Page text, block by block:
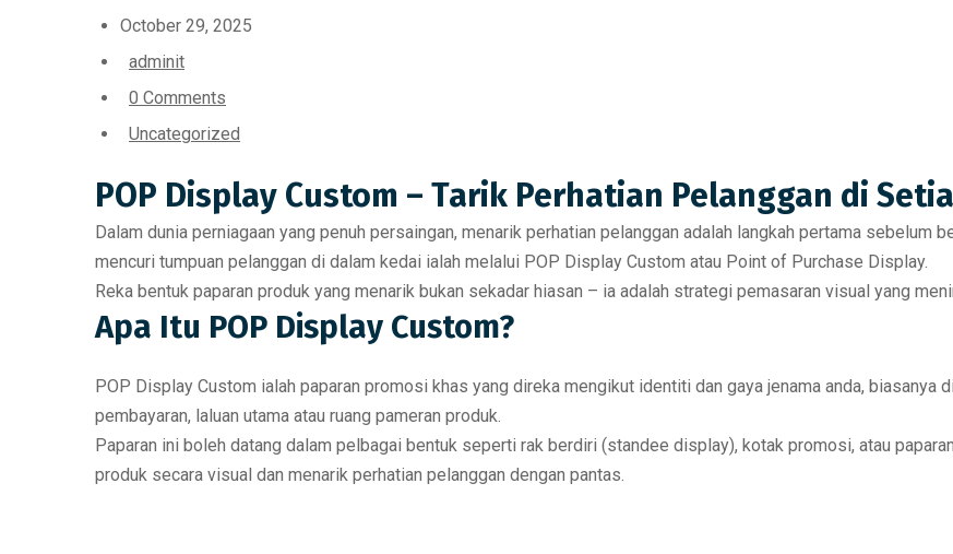
October 29, 2025
adminit
0 Comments
Uncategorized
POP Display Custom – Tarik Perhatian Pelanggan di
Dalam dunia perniagaan yang penuh persaingan, menarik perhatian pelanggan adalah langkah pertama sebelum
mencuri tumpuan pelanggan di dalam kedai ialah melalui POP Display Custom atau Point of Purchase Display.
Reka bentuk paparan produk yang menarik bukan sekadar hiasan – ia adalah strategi pemasaran visual yang
Apa Itu POP Display Custom?
POP Display Custom ialah paparan promosi khas yang direka mengikut identiti dan gaya jenama anda, biasanya
pembayaran, laluan utama atau ruang pameran produk.
Paparan ini boleh datang dalam pelbagai bentuk seperti rak berdiri (standee display), kotak promosi, atau
produk secara visual dan menarik perhatian pelanggan dengan pantas.